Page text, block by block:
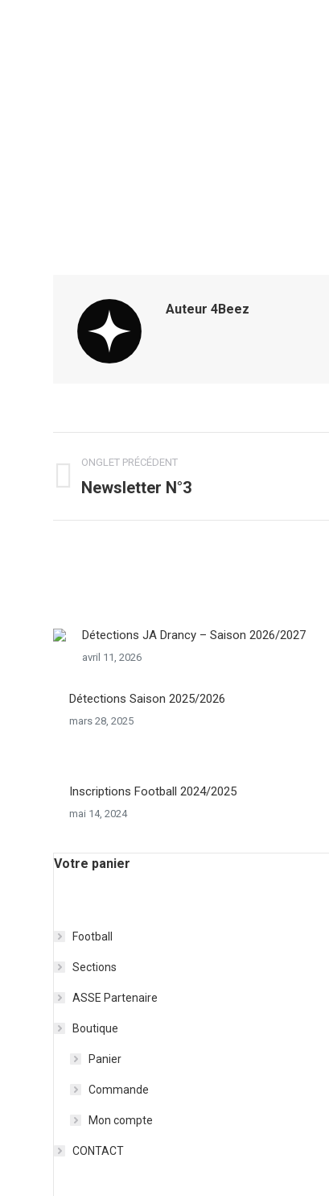
Auteur 4Beez
Navigation
de
commentaire
ONGLET PRÉCÉDENT
Onglet
Newsletter N°3
Détections JA Drancy – Saison 2026/2027
avril 11, 2026
Détections Saison 2025/2026
mars 28, 2025
Inscriptions Football 2024/2025
mai 14, 2024
Votre panier
Football
Sections
ASSE Partenaire
Boutique
Panier
Commande
Mon compte
CONTACT